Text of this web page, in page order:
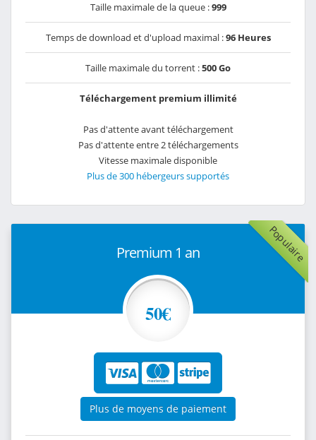
Taille maximale de la queue :999
Temps de download et d'upload maximal :96 Heures
Taille maximale du torrent :500 Go
Téléchargement premium illimité
Pas d'attente avant téléchargement
Pas d'attente entre 2 téléchargements
Vitesse maximale disponible
Plus de 300 hébergeurs supportés
Populaire
Premium 1 an
50€
Plus de moyens de paiement